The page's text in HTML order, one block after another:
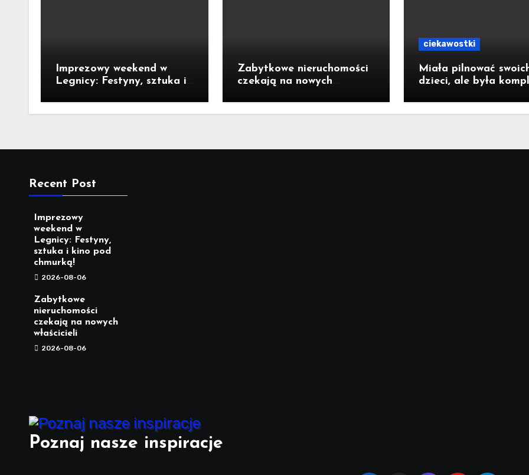
Imprezowy weekend w
Legnicy: Festyny, sztuka i
Zabytkowe nieruchomości
czekają na nowych
ciekawostki
Miała pilnować
dzieci, ale była
Jastrzębia-Zdroju
Recent Post
Imprezowy
weekend w
Legnicy: Festyny,
sztuka i kino pod
chmurką!
2026-08-06
Zabytkowe
nieruchomości
czekają na nowych
właścicieli
2026-08-06
Poznaj nasze inspiracje